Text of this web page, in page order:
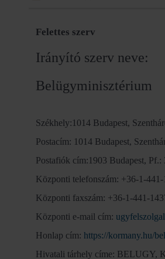
Felettes szerv
Irányító szerv neve:
Belügyminisztérium
Székhely:1014 Budapest,
Postacím: 1014 Budapest,
Postafiók cím:1903 Budapest, Pf.:
Központi telefonszám: +36-1-441-
Központi faxszám: +36-1-441-
Központi e-mail cím:
Honlap cím: https://kormany.hu/
Hivatali tárhely címe: BELUGY,